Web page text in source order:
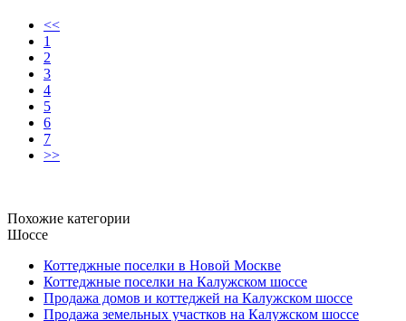
<<
1
2
3
4
5
6
7
>>
Похожие категории
Шоссе
Коттеджные поселки в Новой Москве
Коттеджные поселки на Калужском шоссе
Продажа домов и коттеджей на Калужском шоссе
Продажа земельных участков на Калужском шоссе